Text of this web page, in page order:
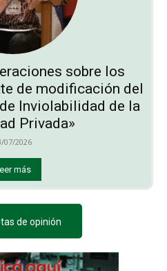
sobre los
de modificación del
Inviolabilidad de la
Privada»
07/2026
más
de opinión